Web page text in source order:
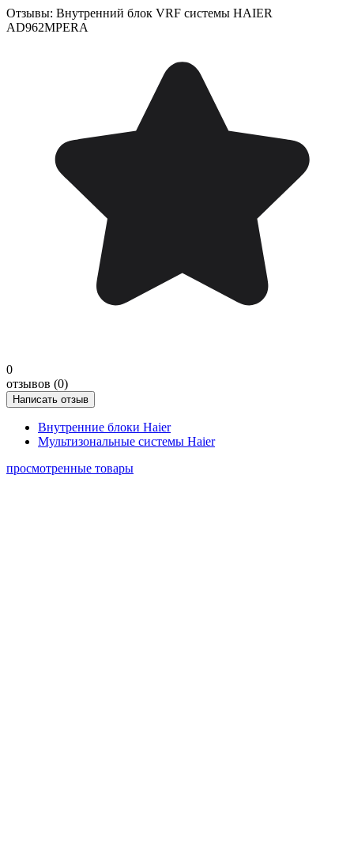
Отзывы: Внутренний блок VRF системы HAIER
AD962MPERA
0
отзывов (0)
Написать отзыв
Внутренние блоки Haier
Мультизональные системы Haier
просмотренные товары